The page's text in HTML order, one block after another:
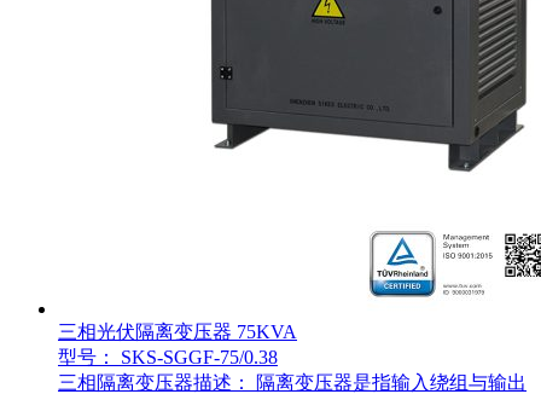
三相光伏隔离变压器 75KVA
型号： SKS-SGGF-75/0.38
三相隔离变压器描述： 隔离变压器是指输入绕组与输出